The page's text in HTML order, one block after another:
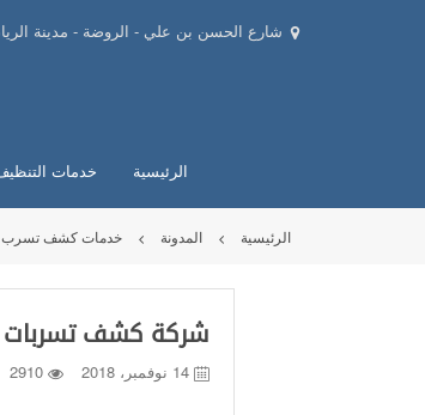
شارع الحسن بن علي - الروضة - مدينة
الرئيسية خدمات
الرئيسية المدونة خدمات كشف تسرب
شركة كشف تسربات
14 نوفمبر، 2018